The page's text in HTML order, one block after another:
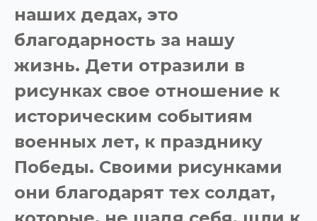
наших дедах, это
благодарность за нашу
жизнь. Дети отразили в
рисунках свое отношение к
историческим событиям
военных лет, к празднику
Победы. Своими рисунками
они благодарят тех солдат,